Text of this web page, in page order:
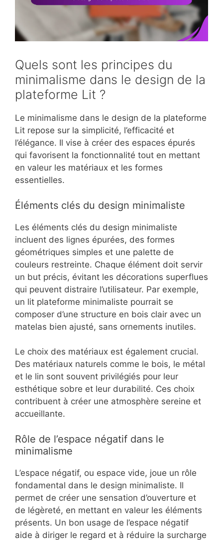
Quels sont les principes du
minimalisme dans le design de la
plateforme Lit ?
Le minimalisme dans le design de la plateforme
Lit repose sur la simplicité, l’efficacité et
l’élégance. Il vise à créer des espaces épurés
qui favorisent la fonctionnalité tout en mettant
en valeur les matériaux et les formes
essentielles.
Éléments clés du design minimaliste
Les éléments clés du design minimaliste
incluent des lignes épurées, des formes
géométriques simples et une palette de
couleurs restreinte. Chaque élément doit servir
un but précis, évitant les décorations superflues
qui peuvent distraire l’utilisateur. Par exemple,
un lit plateforme minimaliste pourrait se
composer d’une structure en bois clair avec un
matelas bien ajusté, sans ornements inutiles.
Le choix des matériaux est également crucial.
Des matériaux naturels comme le bois, le métal
et le lin sont souvent privilégiés pour leur
esthétique sobre et leur durabilité. Ces choix
contribuent à créer une atmosphère sereine et
accueillante.
Rôle de l’espace négatif dans le
minimalisme
L’espace négatif, ou espace vide, joue un rôle
fondamental dans le design minimaliste. Il
permet de créer une sensation d’ouverture et
de légèreté, en mettant en valeur les éléments
présents. Un bon usage de l’espace négatif
aide à diriger le regard et à réduire la surcharge